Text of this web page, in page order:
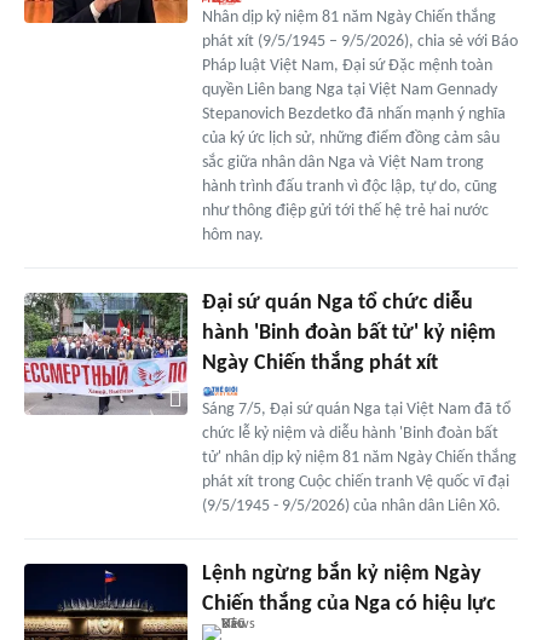
Nhân dịp kỷ niệm 81 năm Ngày Chiến thắng
phát xít (9/5/1945 – 9/5/2026), chia sẻ với Báo
Pháp luật Việt Nam, Đại sứ Đặc mệnh toàn
quyền Liên bang Nga tại Việt Nam Gennady
Stepanovich Bezdetko đã nhấn mạnh ý nghĩa
của ký ức lịch sử, những điểm đồng cảm sâu
sắc giữa nhân dân Nga và Việt Nam trong
hành trình đấu tranh vì độc lập, tự do, cũng
như thông điệp gửi tới thế hệ trẻ hai nước
hôm nay.
Đại sứ quán Nga tổ chức diễu
hành 'Binh đoàn bất tử' kỷ niệm
Ngày Chiến thắng phát xít
Sáng 7/5, Đại sứ quán Nga tại Việt Nam đã tổ
chức lễ kỷ niệm và diễu hành 'Binh đoàn bất
tử' nhân dịp kỷ niệm 81 năm Ngày Chiến thắng
phát xít trong Cuộc chiến tranh Vệ quốc vĩ đại
(9/5/1945 - 9/5/2026) của nhân dân Liên Xô.
Lệnh ngừng bắn kỷ niệm Ngày
Chiến thắng của Nga có hiệu lực